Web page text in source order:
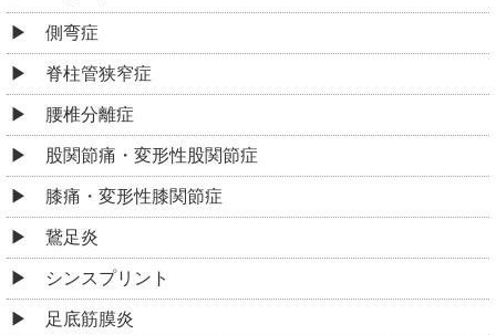
側弯症
脊柱管狭窄症
腰椎分離症
股関節痛・変形性股関節症
膝痛・変形性膝関節症
鵞足炎
シンスプリント
足底筋膜炎